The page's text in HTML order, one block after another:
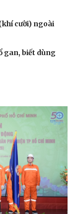
cười) ngoài
gan, biết dùng